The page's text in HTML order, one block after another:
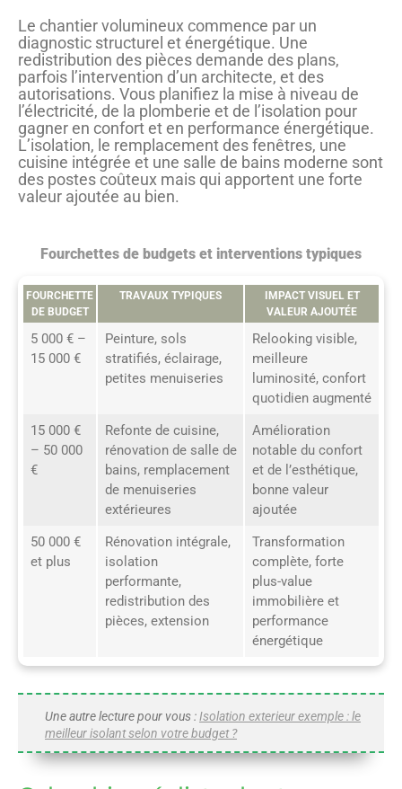
Le chantier volumineux commence par un
diagnostic structurel et énergétique. Une
redistribution des pièces demande des plans,
parfois l’intervention d’un architecte, et des
autorisations. Vous planifiez la mise à niveau de
l’électricité, de la plomberie et de l’isolation pour
gagner en confort et en performance énergétique.
L’isolation, le remplacement des fenêtres, une
cuisine intégrée et une salle de bains moderne sont
des postes coûteux mais qui apportent une forte
valeur ajoutée au bien.
Fourchettes de budgets et interventions typiques
FOURCHETTE
DE BUDGET
TRAVAUX TYPIQUES
IMPACT VISUEL ET
VALEUR AJOUTÉE
5 000 € –
15 000 €
Peinture, sols
stratifiés, éclairage,
petites menuiseries
Relooking visible,
meilleure
luminosité, confort
quotidien augmenté
15 000 €
– 50 000
€
Refonte de cuisine,
rénovation de salle de
bains, remplacement
de menuiseries
extérieures
Amélioration
notable du confort
et de l’esthétique,
bonne valeur
ajoutée
50 000 €
et plus
Rénovation intégrale,
isolation
performante,
redistribution des
pièces, extension
Transformation
complète, forte
plus-value
immobilière et
performance
énergétique
Une autre lecture pour vous : Isolation exterieur exemple : le
meilleur isolant selon votre budget ?